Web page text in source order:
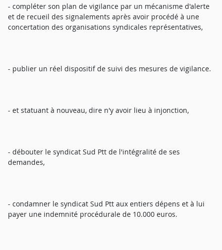
- compléter son plan de vigilance par un mécanisme d'alerte
et de recueil des signalements après avoir procédé à une
concertation des organisations syndicales représentatives,
- publier un réel dispositif de suivi des mesures de vigilance.
- et statuant à nouveau, dire n'y avoir lieu à injonction,
- débouter le syndicat Sud Ptt de l'intégralité de ses
demandes,
- condamner le syndicat Sud Ptt aux entiers dépens et à lui
payer une indemnité procédurale de 10.000 euros.